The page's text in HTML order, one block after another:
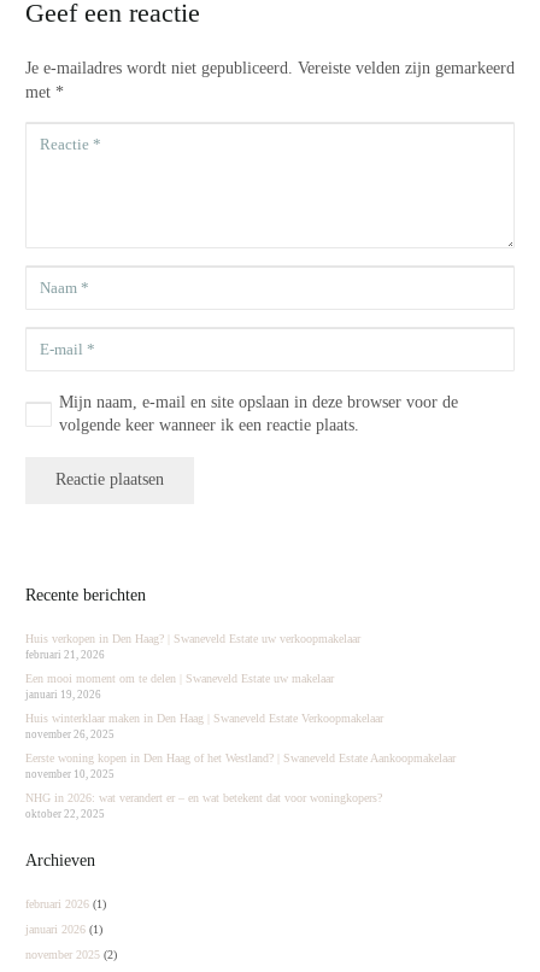
Geef een reactie
Je e-mailadres wordt niet gepubliceerd. Vereiste velden zijn gemarkeerd
met *
Mijn naam, e-mail en site opslaan in deze browser voor de
volgende keer wanneer ik een reactie plaats.
Reactie plaatsen
Recente berichten
Huis verkopen in Den Haag? | Swaneveld Estate uw verkoopmakelaar
februari 21, 2026
Een mooi moment om te delen | Swaneveld Estate uw makelaar
januari 19, 2026
Huis winterklaar maken in Den Haag | Swaneveld Estate Verkoopmakelaar
november 26, 2025
Eerste woning kopen in Den Haag of het Westland? | Swaneveld Estate Aankoopmakelaar
november 10, 2025
NHG in 2026: wat verandert er – en wat betekent dat voor woningkopers?
oktober 22, 2025
Archieven
februari 2026 (1)
januari 2026 (1)
november 2025 (2)